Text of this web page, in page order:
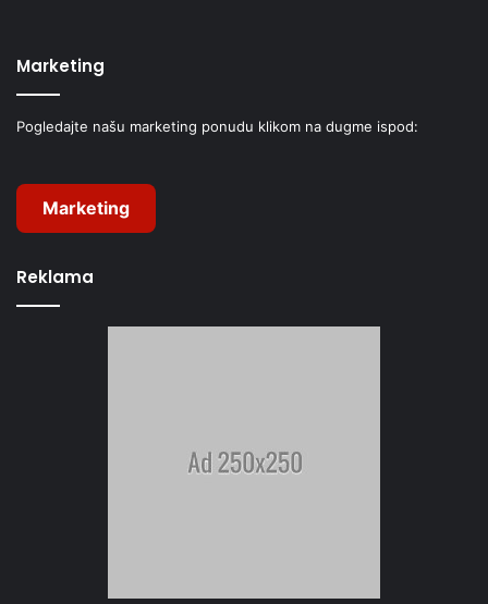
Marketing
Pogledajte našu marketing ponudu klikom na dugme ispod:
Marketing
Reklama